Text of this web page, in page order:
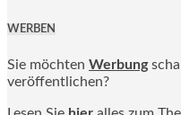
WERBEN
Sie möchten Werbung
veröffentlichen?